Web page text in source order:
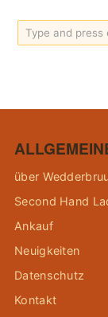
über
Second Hand
Ankauf
Neuigkeiten
Datenschutz
Kontakt